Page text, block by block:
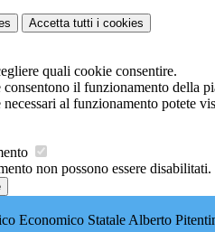
Accetta tutti i cookies
quali cookie consentire.
il funzionamento della
al funzionamento potete
non possono essere
Economico Statale Alberto